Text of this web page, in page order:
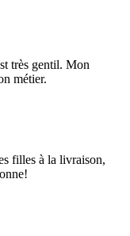
très gentil. Mon
métier.
filles à la livraison,